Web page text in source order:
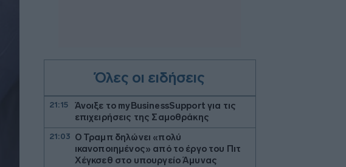
Όλες οι ειδήσεις
21:15
Άνοιξε το myBusinessSupport για τις
επιχειρήσεις της Σαμοθράκης
21:03 Ο Τραμπ δηλώνει «πολύ
ικανοποιημένος» από το έργο του Πιτ
Χέγκσεθ στο υπουργείο Άμυνας